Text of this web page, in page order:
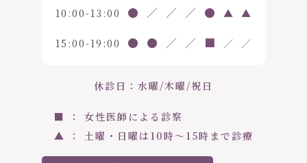
10:00-13:00 ● ／ ／ ／ ● ▲ ▲
15:00-19:00 ● ● ／ ／ ■ ／ ／
休診日：水曜/木曜/祝日
■ ： 女性医師による診察
▲ ： 土曜・日曜は10時〜15時まで診療